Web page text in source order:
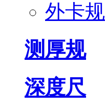
外卡规
测厚规
深度尺